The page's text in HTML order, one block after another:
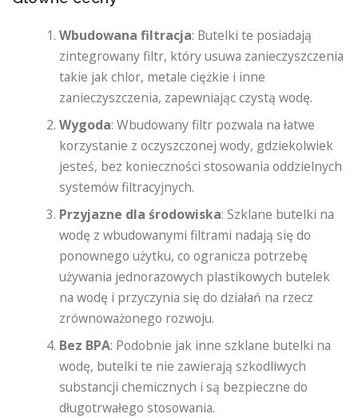
Wbudowana filtracja: Butelki te posiadają
zintegrowany filtr, który usuwa zanieczyszczenia
takie jak chlor, metale ciężkie i inne
zanieczyszczenia, zapewniając czystą wodę.
Wygoda: Wbudowany filtr pozwala na łatwe
korzystanie z oczyszczonej wody, gdziekolwiek
jesteś, bez konieczności stosowania oddzielnych
systemów filtracyjnych.
Przyjazne dla środowiska: Szklane butelki na
wodę z wbudowanymi filtrami nadają się do
ponownego użytku, co ogranicza potrzebę
używania jednorazowych plastikowych butelek
na wodę i przyczynia się do działań na rzecz
zrównoważonego rozwoju.
Bez BPA: Podobnie jak inne szklane butelki na
wodę, butelki te nie zawierają szkodliwych
substancji chemicznych i są bezpieczne do
długotrwałego stosowania.